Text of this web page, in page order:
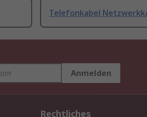
Telefonkabel
Anmelden
Rechtliches